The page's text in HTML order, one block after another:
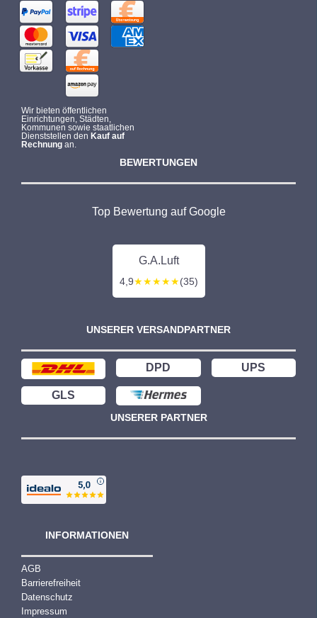
Wir bieten öffentlichen
Einrichtungen, Städten,
Kommunen sowie staatlichen
Dienststellen den Kauf auf
Rechnungan.
BEWERTUNGEN
Top Bewertung auf Google
G.A.Luft
4,9★★★★★(35)
UNSERER VERSANDPARTNER
DPD UPS
GLS
UNSERER PARTNER
INFORMATIONEN
AGB
Barrierefreiheit
Datenschutz
Impressum